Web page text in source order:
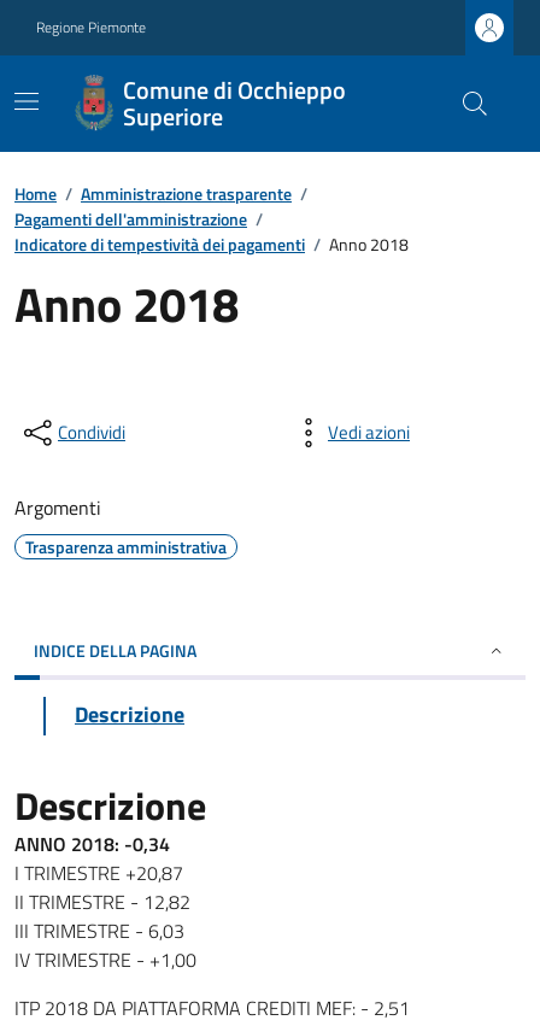
Regione Piemonte
Comune di Occhieppo
Superiore
Home / Amministrazione trasparente /
Pagamenti dell'amministrazione /
Indicatore di tempestività dei pagamenti / Anno 2018
Anno 2018
Condividi Vedi azioni
Argomenti
Trasparenza amministrativa
INDICE DELLA PAGINA
Descrizione
Descrizione
ANNO 2018: -0,34
I TRIMESTRE +20,87
II TRIMESTRE - 12,82
III TRIMESTRE - 6,03
IV TRIMESTRE - +1,00
ITP 2018 DA PIATTAFORMA CREDITI MEF: - 2,51